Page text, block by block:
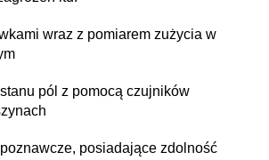
wraz z pomiarem zużycia w
pól z pomocą czujników
posiadające zdolność